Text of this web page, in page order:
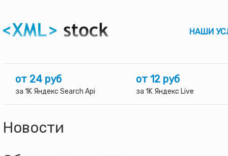
НАШИ
от 24 руб
за 1K Яндекс Search Api
от 12 руб
за 1K Яндекс Live
Новости